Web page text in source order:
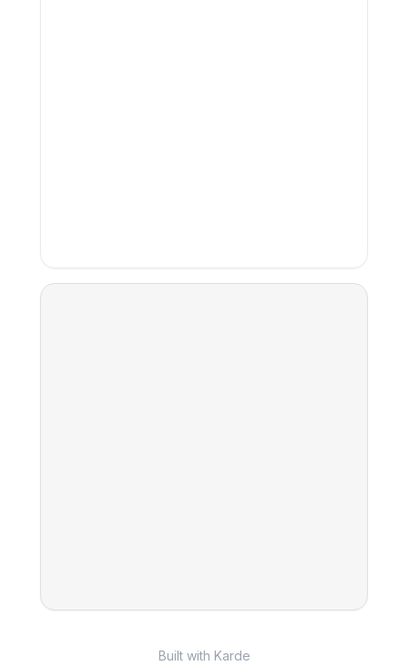
Built with Karde